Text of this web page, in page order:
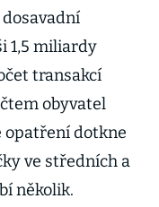
1,5 miliardy
transakcí
obyvatel
opatření dotkne
ve středních a
několik.